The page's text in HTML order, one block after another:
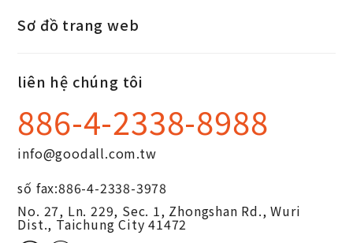
Sơ đồ trang web
liên hệ chúng tôi
886-4-2338-8988
info@goodall.com.tw
số fax:886-4-2338-3978
No. 27, Ln. 229, Sec. 1, Zhongshan Rd., Wuri
Dist., Taichung City 41472